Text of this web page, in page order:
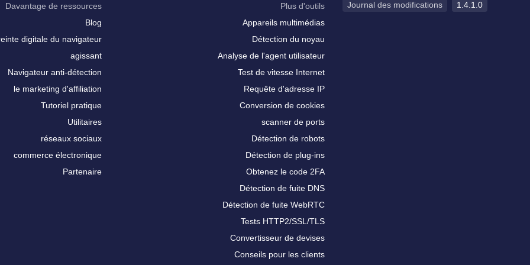
Davantage de ressources
Blog
digitale du navigateur
agissant
Navigateur anti-détection
le marketing d'affiliation
Tutoriel pratique
Utilitaires
réseaux sociaux
commerce électronique
Partenaire
Plus d'outils
Appareils multimédias
Détection du noyau
Analyse de l'agent utilisateur
Test de vitesse Internet
Requête d'adresse IP
Conversion de cookies
scanner de ports
Détection de robots
Détection de plug-ins
Obtenez le code 2FA
Détection de fuite DNS
Détection de fuite WebRTC
Tests HTTP2/SSL/TLS
Convertisseur de devises
Conseils pour les clients
Journal des modifications 1.4.1.0